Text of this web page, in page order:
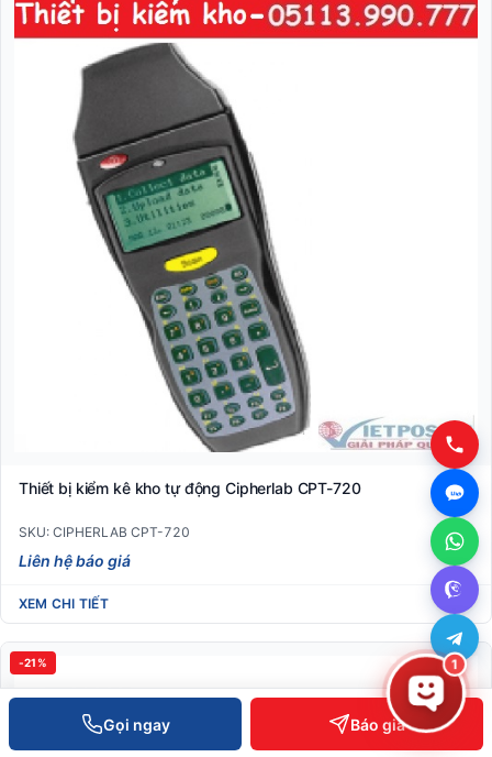
Gọi ngay Báo giá
Thiết bị kiểm kê kho tự động Cipherlab CPT-720
SKU: CIPHERLAB CPT-720
Liên hệ báo giá
XEM CHI TIẾT
-21% 1